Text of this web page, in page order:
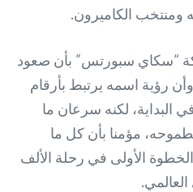
ومنتخب الكاميرون.
عاما) لشبكة “سكاي سبورتس” بأن صعود
رؤية اسمه يرتبط بأرقام
البداية، لكنه سرعان ما
مؤمنا بأن كل ما
الأولى في رحلة الألف